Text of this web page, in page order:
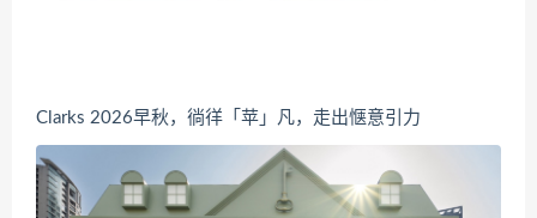
Clarks 2026早秋，徜徉「苹」凡，走出惬意引力